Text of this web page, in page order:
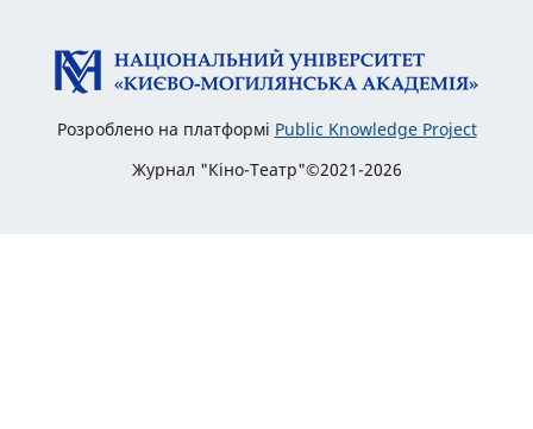
Розроблено на платформі Public Knowledge Project
Журнал "Кіно-Театр"©2021-2026